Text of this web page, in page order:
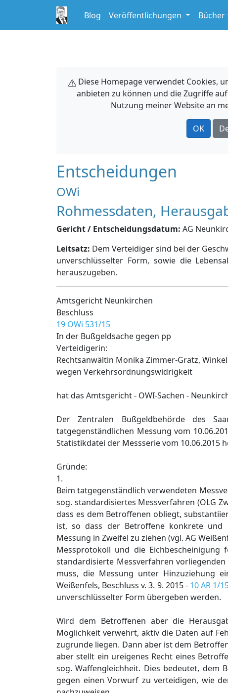
Blog Veröffentlichungen Bücher
Diese Homepage verwendet Cookies,
anbieten zu können und die Zugriffe
Nutzung meiner Website an
OK
Entscheidungen
OWi
Rohmessdaten,
Gericht / Entscheidungsdatum: AG
Leitsatz: Dem Verteidiger sind bei der
unverschlüsselter Form, sowie die
herauszugeben.
Amtsgericht Neunkirchen
Beschluss
19 OWi 531/15
In der Bußgeldsache gegen pp
Verteidigerin:
Rechtsanwältin Monika Zimmer-Gratz,
wegen Verkehrsordnungswidrigkeit
hat das Amtsgericht - OWI-Sachen -
Der Zentralen Bußgeldbehörde des
tatgegenständlichen Messung vom
Statistikdatei der Messserie vom 10.06.2015
Gründe:
1.
Beim tatgegenständlich verwendeten
sog. standardisiertes Messverfahren (OLG
dass es dem Betroffenen obliegt,
ist, so dass der Betroffene konkrete und
Messung in Zweifel zu ziehen (vgl. AG
Messprotokoll und die
standardisierte Messverfahren
muss, die Messung unter Hinzuziehung
Weißenfels, Beschluss v. 3. 9. 2015 - 10 AR 1/
unverschlüsselter Form übergeben werden.
Wird dem Betroffenen aber die
Möglichkeit verwehrt, aktiv die Daten auf
zugrunde liegen. Dann aber ist dem
aber stellt ein ureigenes Recht eines
sog. Waffengleichheit. Dies bedeutet, dem
gegen einen Vorwurf zu verteidigen, wie